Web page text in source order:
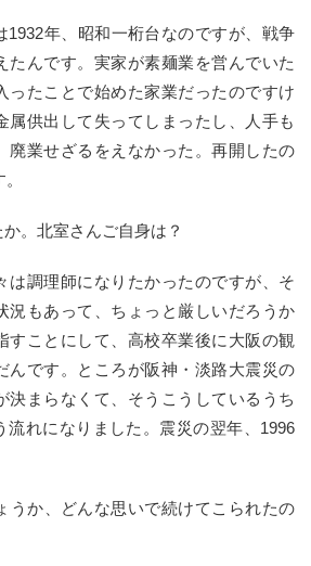
1932年、昭和一桁台なのですが、戦争
たんです。実家が素麺業を営んでいた
ったことで始めた家業だったのですけ
属供出して失ってしまったし、人手も
廃業せざるをえなかった。再開したの
。北室さんご自身は？
は調理師になりたかったのですが、そ
況もあって、ちょっと厳しいだろうか
すことにして、高校卒業後に大阪の観
んです。ところが阪神・淡路大震災の
決まらなくて、そうこうしているうち
流れになりました。震災の翌年、1996
か、どんな思いで続けてこられたの